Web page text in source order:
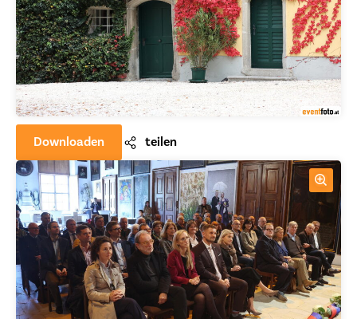
Downloaden teilen